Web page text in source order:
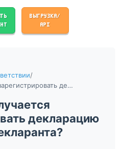
ВЫГРУЗКА/
API
/
Почему не получается зарегистрировать декларацию без выбора декларанта?
декларацию